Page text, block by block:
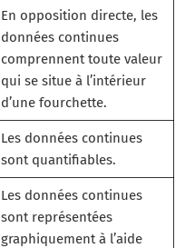
En opposition directe, les
données continues
comprennent toute valeur
qui se situe à l’intérieur
d’une fourchette.
Les données continues
sont quantifiables.
Les données continues
sont représentées
graphiquement à l’aide